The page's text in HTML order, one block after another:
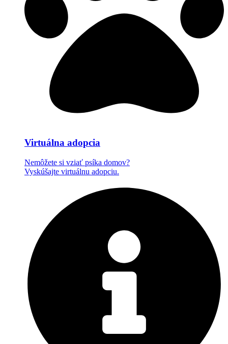
Virtuálna adopcia
Nemôžete si vziať psíka domov?
Vyskúšajte virtuálnu adopciu.